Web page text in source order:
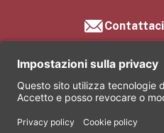
Contattaci
©2026 Comas